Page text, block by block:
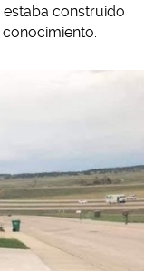
construido